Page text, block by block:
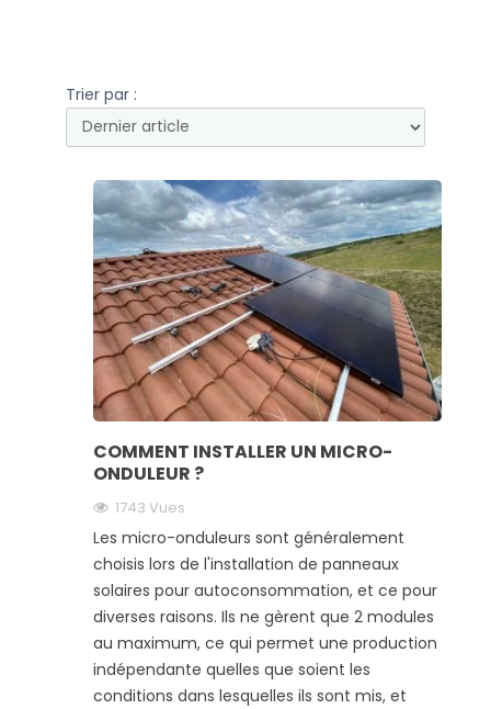
Trier par :
COMMENT INSTALLER UN MICRO-
ONDULEUR ?
1743 Vues
Les micro-onduleurs sont généralement
choisis lors de l'installation de panneaux
solaires pour autoconsommation, et ce pour
diverses raisons. Ils ne gèrent que 2 modules
au maximum, ce qui permet une production
indépendante quelles que soient les
conditions dans lesquelles ils sont mis, et